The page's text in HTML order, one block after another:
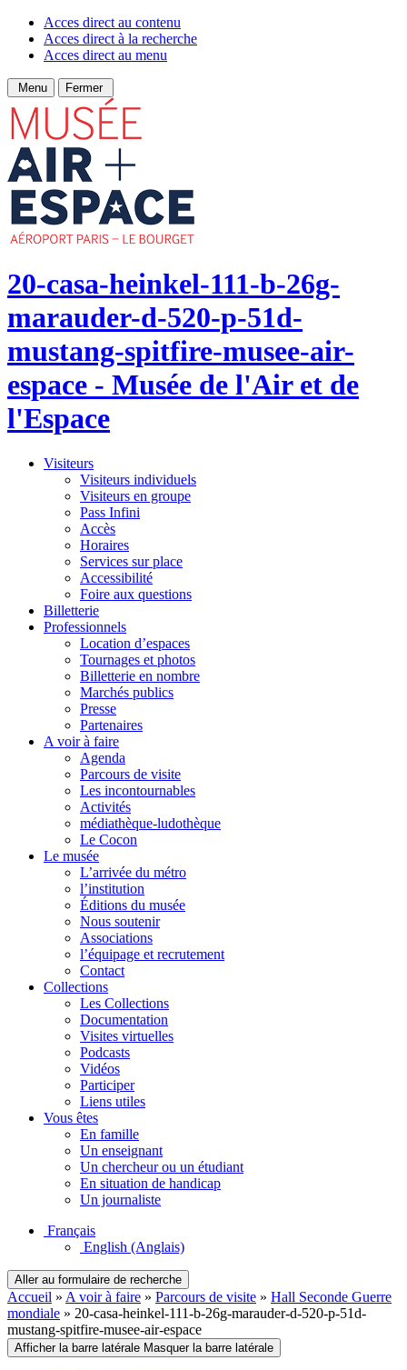
Acces direct au contenu
Acces direct à la recherche
Acces direct au menu
Menu Fermer
20-casa-heinkel-111-b-26g-
marauder-d-520-p-51d-
mustang-spitfire-musee-air-
espace - Musée de l'Air et de
l'Espace
Visiteurs
Visiteurs individuels
Visiteurs en groupe
Pass Infini
Accès
Horaires
Services sur place
Accessibilité
Foire aux questions
Billetterie
Professionnels
Location d’espaces
Tournages et photos
Billetterie en nombre
Marchés publics
Presse
Partenaires
A voir à faire
Agenda
Parcours de visite
Les incontournables
Activités
médiathèque-ludothèque
Le Cocon
Le musée
L’arrivée du métro
l’institution
Éditions du musée
Nous soutenir
Associations
l’équipage et recrutement
Contact
Collections
Les Collections
Documentation
Visites virtuelles
Podcasts
Vidéos
Participer
Liens utiles
Vous êtes
En famille
Un enseignant
Un chercheur ou un étudiant
En situation de handicap
Un journaliste
Français
English (Anglais)
Aller au formulaire de recherche
Accueil » A voir à faire » Parcours de visite » Hall Seconde Guerre
mondiale » 20-casa-heinkel-111-b-26g-marauder-d-520-p-51d-
mustang-spitfire-musee-air-espace
Afficher la barre latérale Masquer la barre latérale